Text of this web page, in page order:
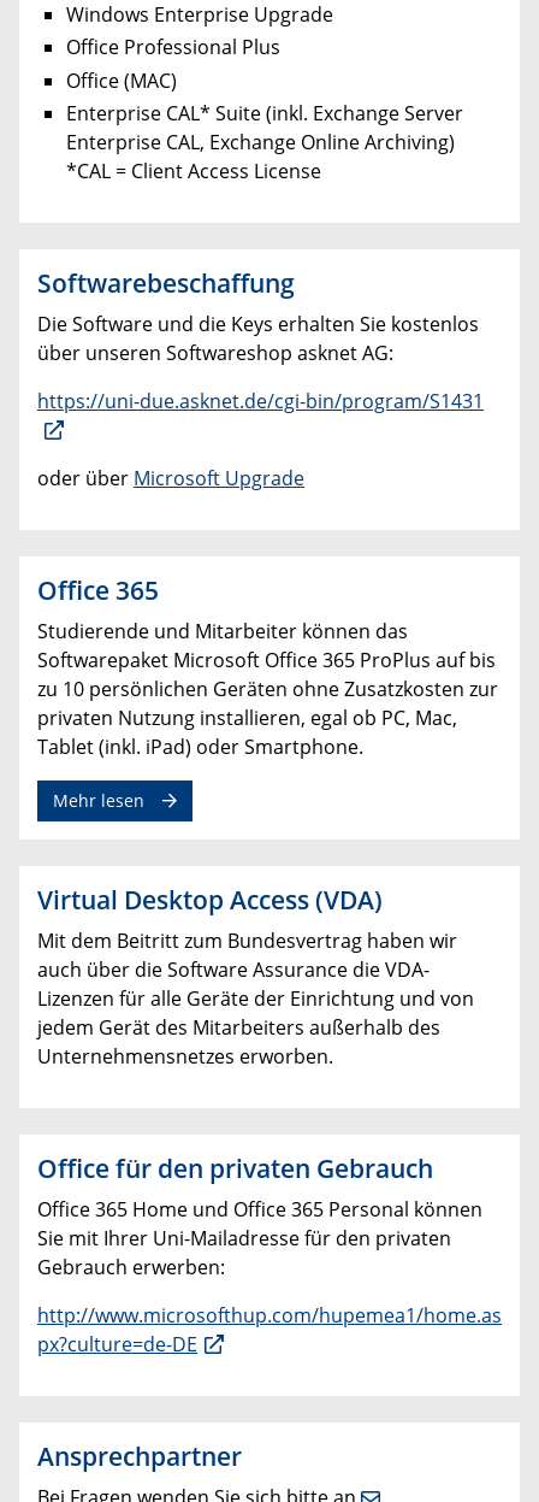
Windows Enterprise Upgrade
Office Professional Plus
Office (MAC)
Enterprise CAL* Suite (inkl. Exchange Server
Enterprise CAL, Exchange Online Archiving)
*CAL = Client Access License
Softwarebeschaffung
Die Software und die Keys erhalten Sie kostenlos
über unseren Softwareshop asknet AG:
https://uni-due.asknet.de/cgi-bin/program/S1431
oder über Microsoft Upgrade
Office 365
Studierende und Mitarbeiter können das
Softwarepaket Microsoft Office 365 ProPlus auf bis
zu 10 persönlichen Geräten ohne Zusatzkosten zur
privaten Nutzung installieren, egal ob PC, Mac,
Tablet (inkl. iPad) oder Smartphone.
Mehr lesen
Virtual Desktop Access (VDA)
Mit dem Beitritt zum Bundesvertrag haben wir
auch über die Software Assurance die VDA-
Lizenzen für alle Geräte der Einrichtung und von
jedem Gerät des Mitarbeiters außerhalb des
Unternehmensnetzes erworben.
Office für den privaten Gebrauch
Office 365 Home und Office 365 Personal können
Sie mit Ihrer Uni-Mailadresse für den privaten
Gebrauch erwerben:
http://www.microsofthup.com/hupemea1/home.as
px?culture=de-DE
Ansprechpartner